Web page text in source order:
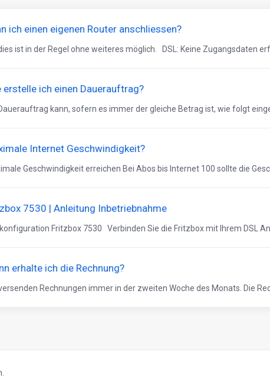
ich einen eigenen Router anschliessen?
ist in der Regel ohne weiteres möglich. DSL: Keine Zugangsdaten
erstelle ich einen Dauerauftrag?
kann, sofern es immer der gleiche Betrag ist, wie folgt
Internet Geschwindigkeit?
Geschwindigkeit erreichen Bei Abos bis Internet 100 sollte die
7530 | Anleitung Inbetriebnahme
Fritzbox 7530 Verbinden Sie die Fritzbox mit Ihrem DSL
erhalte ich die Rechnung?
Rechnungen immer in der zweiten Woche des Monats. Die